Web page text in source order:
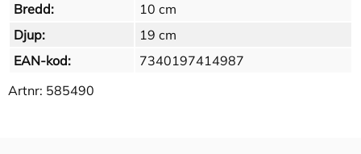
Bredd:
10 cm
Djup:
19 cm
EAN-kod:
7340197414987
Artnr: 585490